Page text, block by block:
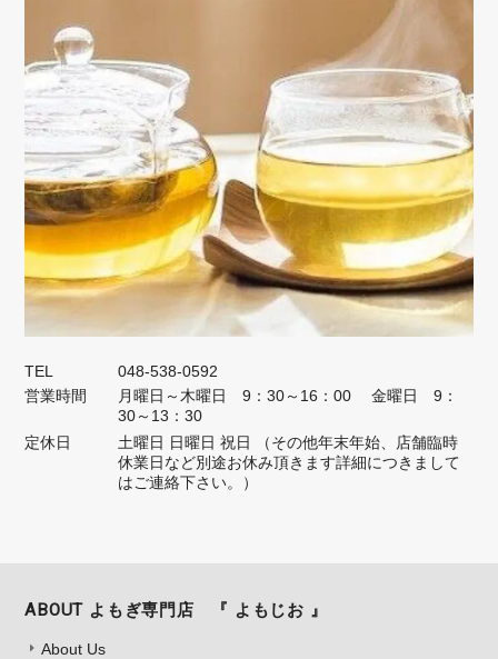
TEL
048-538-0592
営業時間
月曜日～木曜日 9：30～16：00 金曜日 9：
30～13：30
定休日
土曜日 日曜日 祝日 （その他年末年始、店舗臨時
休業日など別途お休み頂きます詳細につきまして
はご連絡下さい。）
ABOUT よもぎ専門店 『 よもじお 』
About Us